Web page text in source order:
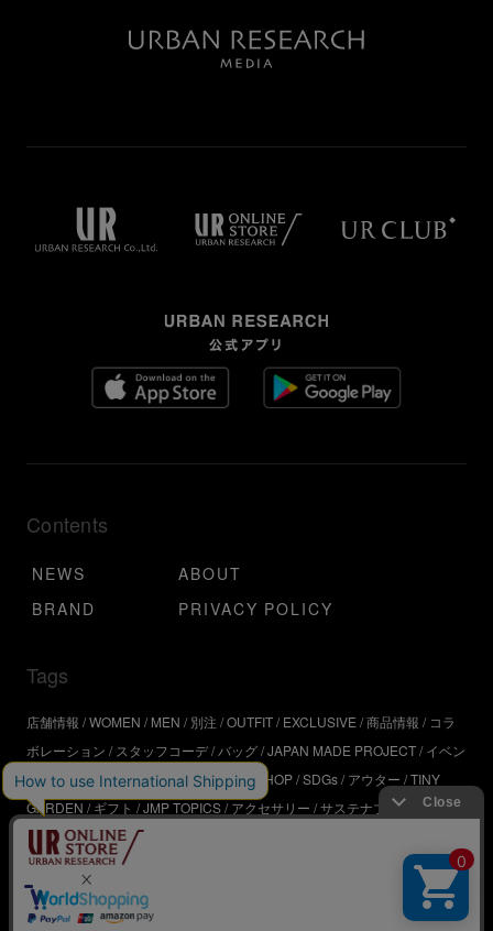
BRAND
Contents
NEWS
ABOUT
BRAND
PRIVACY POLICY
Tags
店舗情報 WOMEN MEN 別注 OUTFIT EXCLUSIVE 商品情報
コラ
ボレーション
スタッフコーデ バッグ JAPAN MADE PROJECT イベン
ト アウトドア インタビュー WORKSHOP SDGs アウター TINY
GARDEN
ギフト JMP TOPICS アクセサリー サステナブル
UR
SDGs
ジュエリー
ア URBS